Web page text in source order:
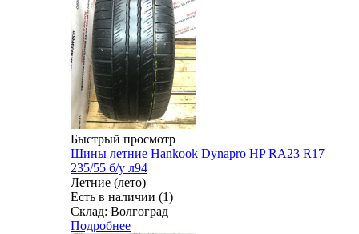
Быстрый просмотр
Шины летние Hankook Dynapro HP RA23 R17
235/55 б/у л94
Летние (лето)
Есть в наличии (1)
Склад: Волгоград
Подробнее